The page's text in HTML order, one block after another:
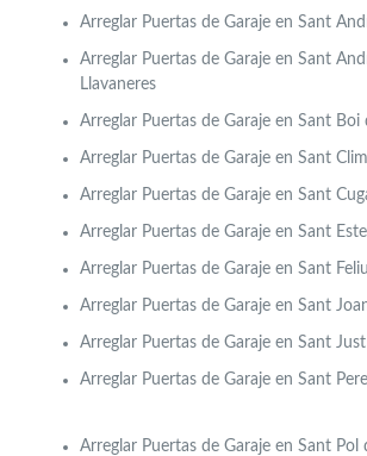
Arreglar Puertas de Garaje en Sant
Arreglar Puertas de Garaje en Sant
Llavaneres
Arreglar Puertas de Garaje en Sant Boi
Arreglar Puertas de Garaje en Sant
Arreglar Puertas de Garaje en Sant
Arreglar Puertas de Garaje en Sant
Arreglar Puertas de Garaje en Sant
Arreglar Puertas de Garaje en Sant
Arreglar Puertas de Garaje en Sant
Arreglar Puertas de Garaje en Sant
Arreglar Puertas de Garaje en Sant Pol